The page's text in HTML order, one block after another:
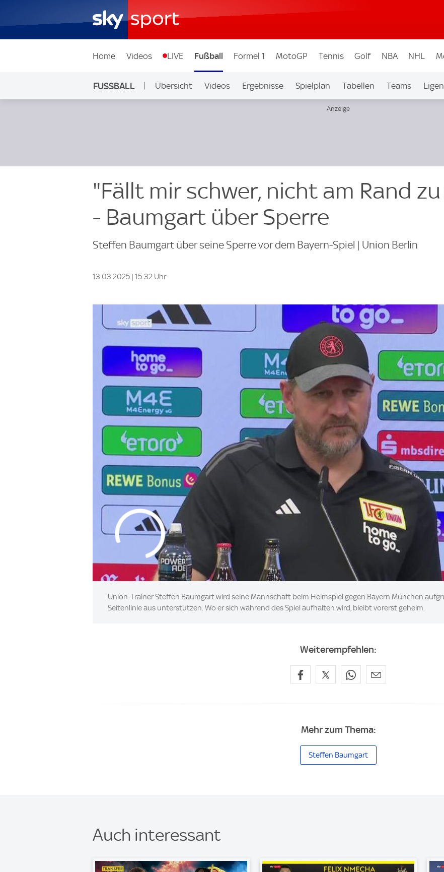
Home Videos LIVE Fußball Formel 1 MotoGP Tennis Golf NBA NHL
FUSSBALL Übersicht Videos Ergebnisse Spielplan Tabellen Teams
"Fällt mir schwer, nicht am Rand
- Baumgart über Sperre
Steffen Baumgart über seine Sperre vor dem Bayern-Spiel | Union Berlin
13.03.2025 | 15:32 Uhr
Union-Trainer Steffen Baumgart wird seine Mannschaft beim Heimspiel gegen Bayern München
Seitenlinie aus unterstützen. Wo er sich während des Spiel aufhalten wird, bleibt vorerst geheim.
Weiterempfehlen:
Mehr zum Thema:
Steffen Baumgart
Auch interessant